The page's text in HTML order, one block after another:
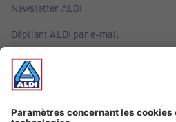
Newsletter ALDI
Dépliant ALDI par e-mail
Offres
Infos essentielles